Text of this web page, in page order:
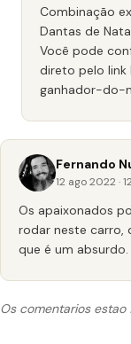
Combinação
Dantas de
Você pode
direto pelo link
ganhador-do-
Fernando
12 ago 2022 ·
Os apaixonados
rodar neste carro,
que é um absurdo.
Os comentarios